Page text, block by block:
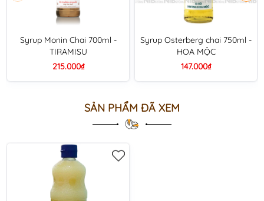
Syrup Monin Chai 700ml -
TIRAMISU
215.000₫
Syrup Osterberg chai 750ml -
HOA MỘC
147.000₫
SẢN PHẨM ĐÃ XEM